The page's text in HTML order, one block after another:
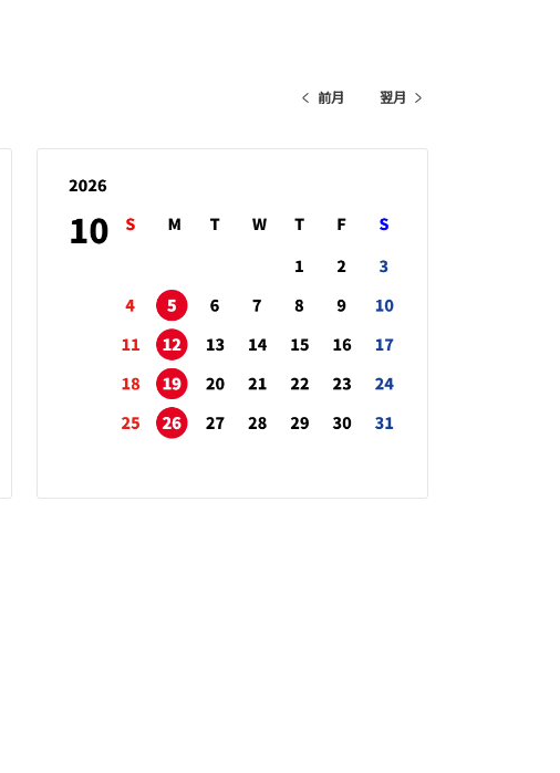
前月 翌月